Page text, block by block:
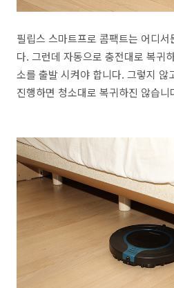
필립스 스마트프로 콤팩트는 어디
다. 그런데 자동으로 충전대로 복귀
소를 출발 시켜야 합니다. 그렇지 않
진행하면 청소대로 복귀하진 않습니